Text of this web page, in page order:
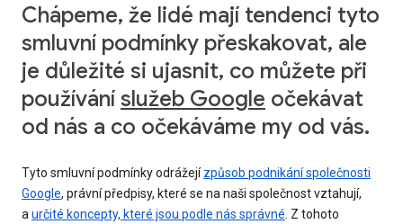
Chápeme, že lidé mají tendenci tyto
smluvní podmínky přeskakovat, ale
je důležité si ujasnit, co můžete při
používání služeb Google očekávat
od nás a co očekáváme my od vás.
Tyto smluvní podmínky odrážejízpůsob podnikání společnosti
Google, právní předpisy, které se na naši společnost vztahují,
a určité koncepty, které jsou podle nás správné . Z tohoto